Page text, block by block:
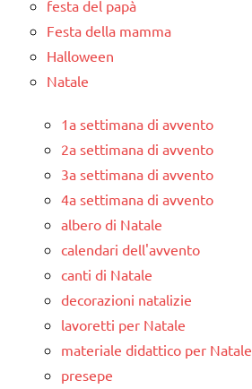
festa del papà
Festa della mamma
Halloween
Natale
1a settimana di avvento
2a settimana di avvento
3a settimana di avvento
4a settimana di avvento
albero di Natale
calendari dell'avvento
canti di Natale
decorazioni natalizie
lavoretti per Natale
materiale didattico per Natale
presepe